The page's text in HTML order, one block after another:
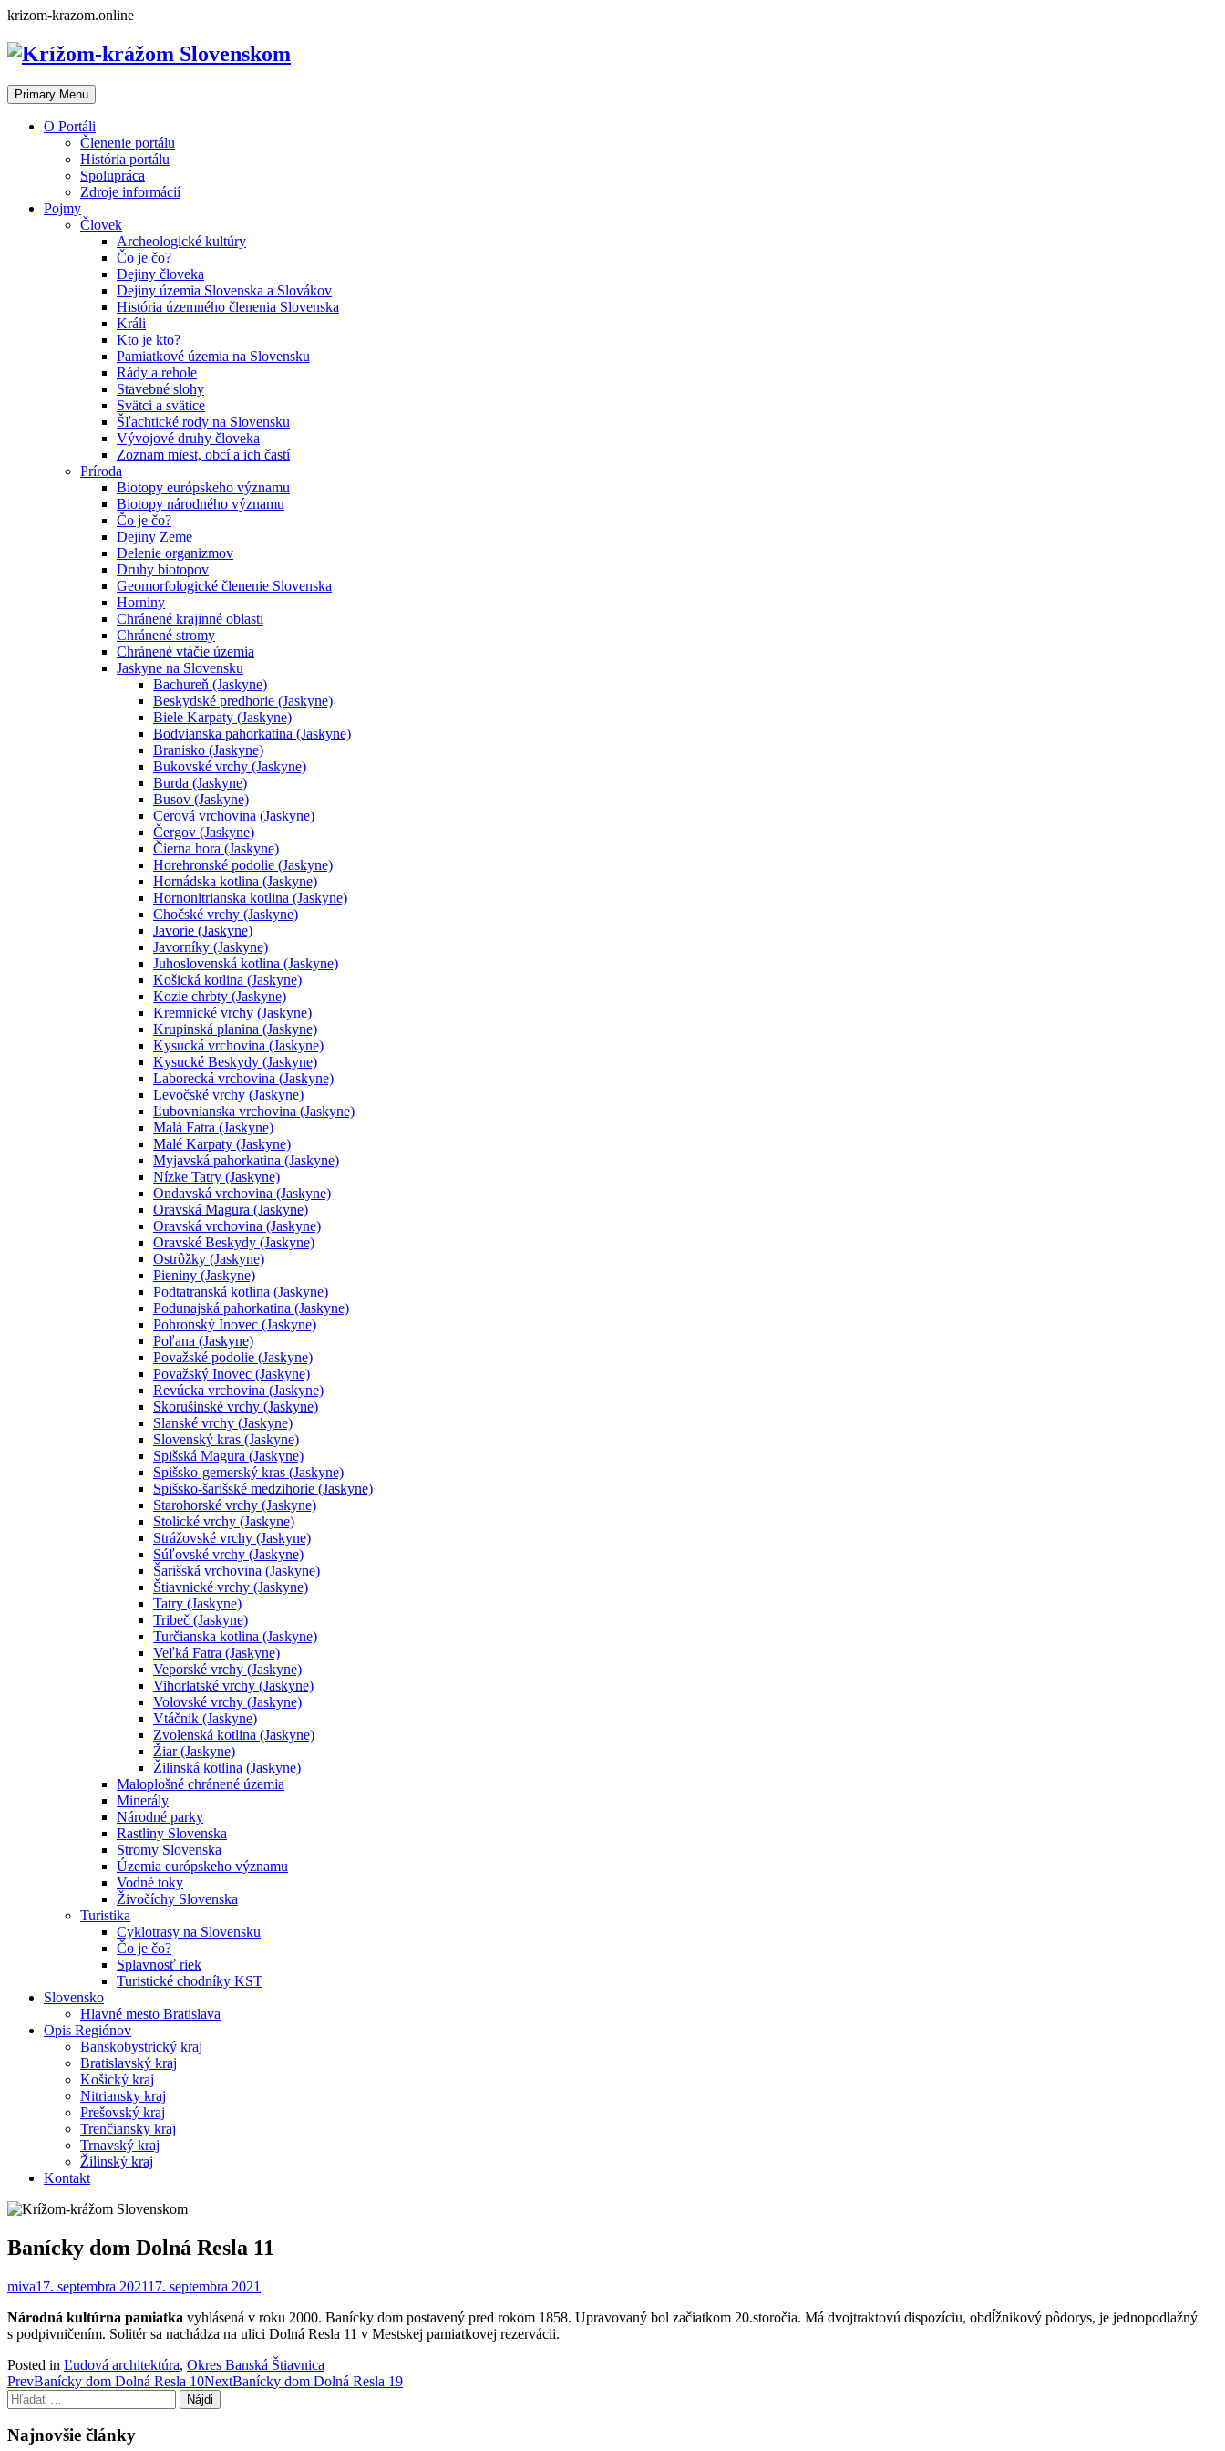
Skip
content
krizom-krazom.online
Primary Menu
O Portáli
Členenie portálu
História portálu
Spolupráca
Zdroje informácií
Pojmy
Človek
Archeologické kultúry
Čo je čo?
Dejiny človeka
Dejiny územia Slovenska a Slovákov
História územného členenia Slovenska
Králi
Kto je kto?
Pamiatkové územia na Slovensku
Rády a rehole
Stavebné slohy
Svätci a svätice
Šľachtické rody na Slovensku
Vývojové druhy človeka
Zoznam miest, obcí a ich častí
Príroda
Biotopy európskeho významu
Biotopy národného významu
Čo je čo?
Dejiny Zeme
Delenie organizmov
Druhy biotopov
Geomorfologické členenie Slovenska
Horniny
Chránené krajinné oblasti
Chránené stromy
Chránené vtáčie územia
Jaskyne na Slovensku
Bachureň (Jaskyne)
Beskydské predhorie (Jaskyne)
Biele Karpaty (Jaskyne)
Bodvianska pahorkatina (Jaskyne)
Branisko (Jaskyne)
Bukovské vrchy (Jaskyne)
Burda (Jaskyne)
Busov (Jaskyne)
Cerová vrchovina (Jaskyne)
Čergov (Jaskyne)
Čierna hora (Jaskyne)
Horehronské podolie (Jaskyne)
Hornádska kotlina (Jaskyne)
Hornonitrianska kotlina (Jaskyne)
Chočské vrchy (Jaskyne)
Javorie (Jaskyne)
Javorníky (Jaskyne)
Juhoslovenská kotlina (Jaskyne)
Košická kotlina (Jaskyne)
Kozie chrbty (Jaskyne)
Kremnické vrchy (Jaskyne)
Krupinská planina (Jaskyne)
Kysucká vrchovina (Jaskyne)
Kysucké Beskydy (Jaskyne)
Laborecká vrchovina (Jaskyne)
Levočské vrchy (Jaskyne)
Ľubovnianska vrchovina (Jaskyne)
Malá Fatra (Jaskyne)
Malé Karpaty (Jaskyne)
Myjavská pahorkatina (Jaskyne)
Nízke Tatry (Jaskyne)
Ondavská vrchovina (Jaskyne)
Oravská Magura (Jaskyne)
Oravská vrchovina (Jaskyne)
Oravské Beskydy (Jaskyne)
Ostrôžky (Jaskyne)
Pieniny (Jaskyne)
Podtatranská kotlina (Jaskyne)
Podunajská pahorkatina (Jaskyne)
Pohronský Inovec (Jaskyne)
Poľana (Jaskyne)
Považské podolie (Jaskyne)
Považský Inovec (Jaskyne)
Revúcka vrchovina (Jaskyne)
Skorušinské vrchy (Jaskyne)
Slanské vrchy (Jaskyne)
Slovenský kras (Jaskyne)
Spišská Magura (Jaskyne)
Spišsko-gemerský kras (Jaskyne)
Spišsko-šarišské medzihorie (Jaskyne)
Starohorské vrchy (Jaskyne)
Stolické vrchy (Jaskyne)
Strážovské vrchy (Jaskyne)
Súľovské vrchy (Jaskyne)
Šarišská vrchovina (Jaskyne)
Štiavnické vrchy (Jaskyne)
Tatry (Jaskyne)
Tribeč (Jaskyne)
Turčianska kotlina (Jaskyne)
Veľká Fatra (Jaskyne)
Veporské vrchy (Jaskyne)
Vihorlatské vrchy (Jaskyne)
Volovské vrchy (Jaskyne)
Vtáčnik (Jaskyne)
Zvolenská kotlina (Jaskyne)
Žiar (Jaskyne)
Žilinská kotlina (Jaskyne)
Maloplošné chránené územia
Minerály
Národné parky
Rastliny Slovenska
Stromy Slovenska
Územia európskeho významu
Vodné toky
Živočíchy Slovenska
Turistika
Cyklotrasy na Slovensku
Čo je čo?
Splavnosť riek
Turistické chodníky KST
Slovensko
Hlavné mesto Bratislava
Opis Regiónov
Banskobystrický kraj
Bratislavský kraj
Košický kraj
Nitriansky kraj
Prešovský kraj
Trenčiansky kraj
Trnavský kraj
Žilinský kraj
Kontakt
Banícky dom Dolná Resla 11
miva17. septembra 202117. septembra 2021
Národná kultúrna pamiatka vyhlásená v roku 2000. Banícky dom postavený pred rokom 1858. Upravovaný bol začiatkom 20.storočia. Má dvojtraktovú dispozíciu, obdĺžnikový pôdorys, je jednopodlažný
s podpivničením. Solitér sa nachádza na ulici Dolná Resla 11 v Mestskej pamiatkovej rezervácii.
Posted in Ľudová architektúra, Okres Banská Štiavnica
Post
navigation
PrevBanícky dom Dolná Resla 10NextBanícky dom Dolná Resla 19
Hľadať:
Najnovšie články